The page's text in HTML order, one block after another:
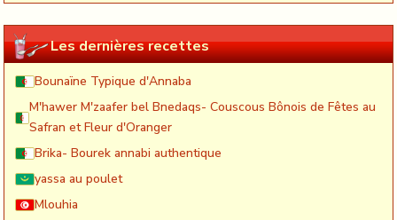
Les dernières recettes
Bounaïne Typique d'Annaba
M'hawer M'zaafer bel Bnedaqs- Couscous Bônois de Fêtes au
Safran et Fleur d'Oranger
Brika- Bourek annabi authentique
yassa au poulet
Mlouhia